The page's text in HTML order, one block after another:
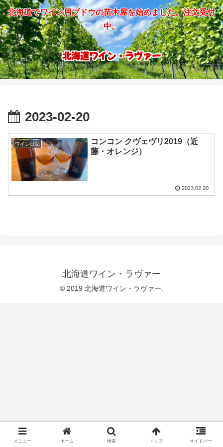
北海道でワイン用ブドウの苗木屋を始めました。注文受付
中。
北海道ワイン・ラヴァー
2023-02-20
ワイン日記
コンコン クヴェヴリ2019（近
藤・オレンジ）
2023.02.20
北海道ワイン・ラヴァー
© 2019 北海道ワイン・ラヴァー.
メニュー ホーム 検索 トップ サイドバー